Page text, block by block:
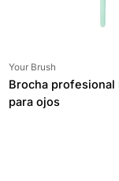
Proveedor:
Your Brush
Brocha profesional
para ojos